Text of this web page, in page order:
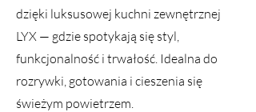
dzięki luksusowej kuchni zewnętrznej
LYX — gdzie spotykają się styl,
funkcjonalność i trwałość. Idealna do
rozrywki, gotowania i cieszenia się
świeżym powietrzem.